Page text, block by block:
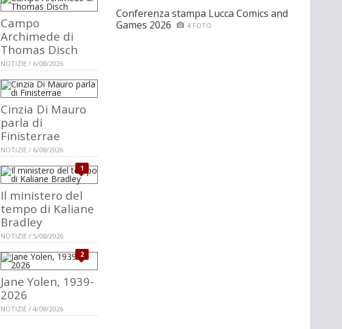
Campo
Archimede di
Thomas Disch
NOTIZIE / 6/08/2026
Cinzia Di Mauro
parla di
Finisterrae
NOTIZIE / 6/08/2026
1
Il ministero del
tempo di Kaliane
Bradley
NOTIZIE / 5/08/2026
2
Jane Yolen, 1939-
2026
NOTIZIE / 4/08/2026
Conferenza stampa Lucca Comics and
Games 2026
4 FOTO